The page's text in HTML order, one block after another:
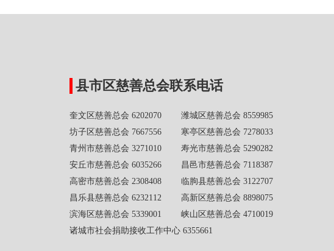
县市区慈善总会联系电话
奎文区慈善总会 6202070 潍城区慈善总会 8559985
坊子区慈善总会 7667556 寒亭区慈善总会 7278033
青州市慈善总会 3271010 寿光市慈善总会 5290282
安丘市慈善总会 6035266 昌邑市慈善总会 7118387
高密市慈善总会 2308408 临朐县慈善总会 3122707
昌乐县慈善总会 6232112 高新区慈善总会 8898075
滨海区慈善总会 5339001 峡山区慈善总会 4710019
诸城市社会捐助接收工作中心 6355661